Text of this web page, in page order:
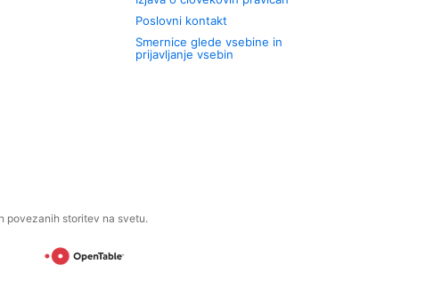
Poslovni kontakt
Smernice glede vsebine in
prijavljanje vsebin
povezanih storitev na svetu.